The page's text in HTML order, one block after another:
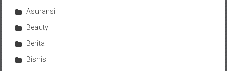
Asuransi
Beauty
Berita
Bisnis